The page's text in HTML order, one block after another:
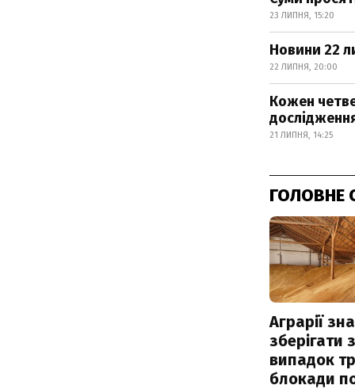
23 ЛИПНЯ, 15:20
Новини 22
22 ЛИПНЯ, 20:00
Кожен
21 ЛИПНЯ, 14:25
ГОЛОВНЕ
Аграрії
зберігати
випадок
блокади